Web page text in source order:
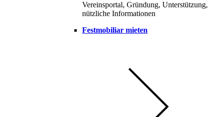
Vereinsportal, Gründung, Unterstützung,
nützliche Informationen
Festmobiliar mieten